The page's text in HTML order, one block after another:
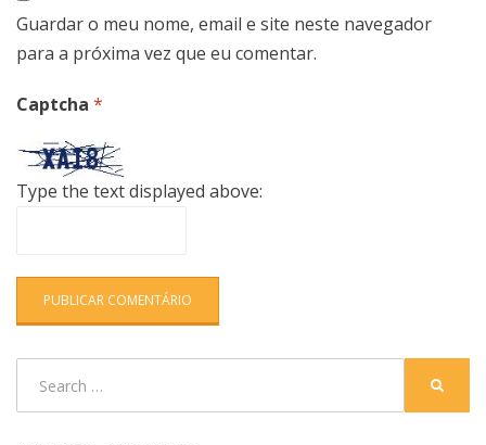
Guardar o meu nome, email e site neste navegador
para a próxima vez que eu comentar.
Captcha *
Type the text displayed above: